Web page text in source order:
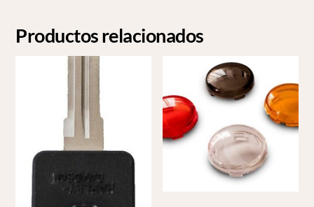
Productos relacionados